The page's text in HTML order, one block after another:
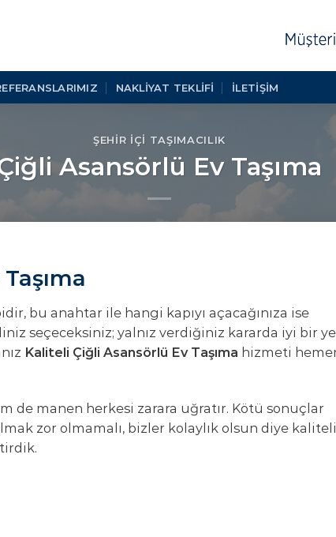
NAKLIYAT TEKLIFI İLETİŞİM
ŞEHIR İÇI TAŞIMACILIK
Asansörlü Ev Taşıma
bu anahtar ile hangi kapıyı açacağınıza ise
seçeceksiniz; yalnız verdiğiniz kararda iyi bir
Kaliteli Çiğli Asansörlü Ev Taşıma hizmeti
de manen herkesi zarara uğratır. Kötü sonuçlar
zor olmamalı, bizler kolaylık olsun diye kaliteli